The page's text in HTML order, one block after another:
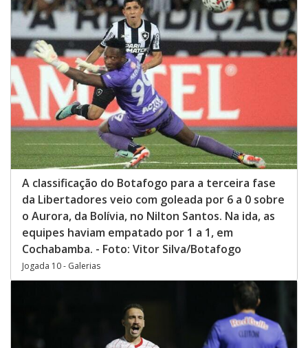
A classificação do Botafogo para a terceira fase
da Libertadores veio com goleada por 6 a 0 sobre
o Aurora, da Bolívia, no Nilton Santos. Na ida, as
equipes haviam empatado por 1 a 1, em
Cochabamba. - Foto: Vitor Silva/Botafogo
Jogada 10 - Galerias